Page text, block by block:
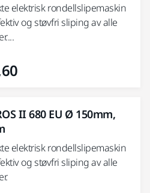
elektrisk rondellslipemaskin
og støvfri sliping av alle
II 680 EU Ø 150mm,
elektrisk rondellslipemaskin
og støvfri sliping av alle